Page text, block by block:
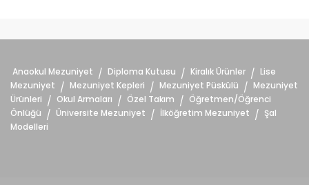
Anaokul Mezuniyet / Diploma Kutusu / Kiralık Ürünler / Lise
Mezuniyet / Mezuniyet Kepleri / Mezuniyet Püskülü / Mezuniyet
Ürünleri / Okul Armaları / Özel Takım / Öğretmen/Öğrenci
Önlüğü / Üniversite Mezuniyet / İlköğretim Mezuniyet / Şal
Modelleri